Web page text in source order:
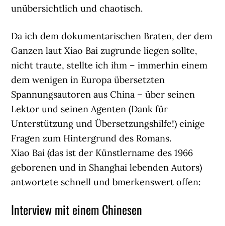
unübersichtlich und chaotisch.
Da ich dem dokumentarischen Braten, der dem
Ganzen laut Xiao Bai zugrunde liegen sollte,
nicht traute, stellte ich ihm – immerhin einem
dem wenigen in Europa übersetzten
Spannungsautoren aus China – über seinen
Lektor und seinen Agenten (Dank für
Unterstützung und Übersetzungshilfe!) einige
Fragen zum Hintergrund des Romans.
Xiao Bai (das ist der Künstlername des 1966
geborenen und in Shanghai lebenden Autors)
antwortete schnell und bmerkenswert offen:
Interview mit einem Chinesen